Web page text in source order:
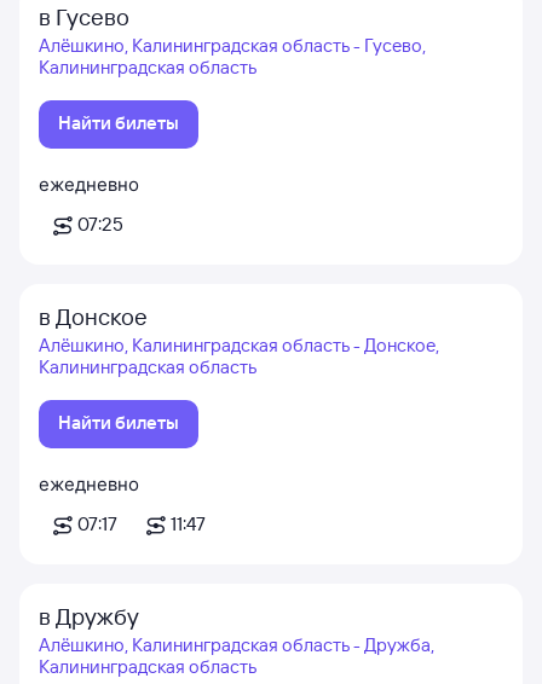
в Гусево
Алёшкино, Калининградская область - Гусево,
Калининградская область
Найти билеты
ежедневно
07:25
в Донское
Алёшкино, Калининградская область - Донское,
Калининградская область
Найти билеты
ежедневно
07:17
11:47
в Дружбу
Алёшкино, Калининградская область - Дружба,
Калининградская область